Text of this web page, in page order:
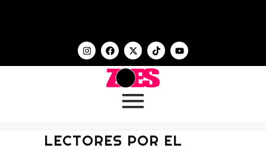
LECTORES POR EL